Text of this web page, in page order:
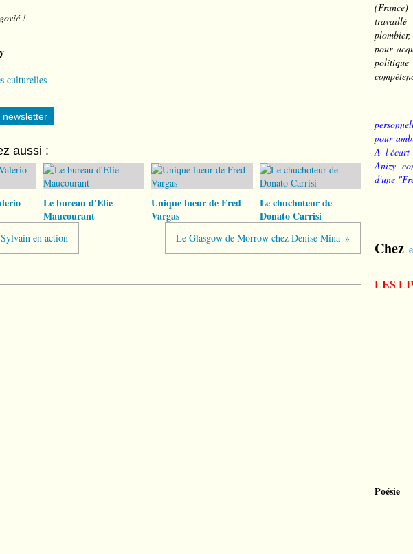
!
culturelles
newsletter
aussi :
Le bureau d'Elie
Maucourant
Unique lueur de Fred
Vargas
Le chuchoteur de
Donato Carrisi
en action Le Glasgow de Morrow chez Denise Mina
travaillé
pour
pour
A l'écart
Anizy
d'une
Chez
LES
Poésie